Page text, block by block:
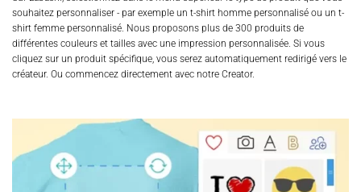
souhaitez personnaliser - par exemple un t-shirt homme personnalisé ou un t-
shirt femme personnalisé. Nous proposons plus de 300 produits de
différentes couleurs et tailles avec une impression personnalisée. Si vous
cliquez sur un produit spécifique, vous serez automatiquement redirigé vers le
créateur. Ou commencez directement avec notre Creator.